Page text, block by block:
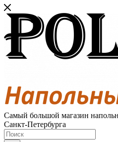
Самый большой магазин
Санкт-Петербурга